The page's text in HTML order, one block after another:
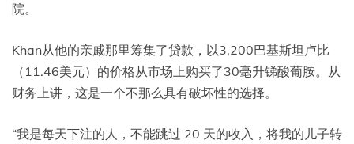
院。
Khan从他的亲戚那里筹集了贷款，以3,200巴基斯坦卢比
（11.46美元）的价格从市场上购买了30毫升锑酸葡胺。从
财务上讲，这是一个不那么具有破坏性的选择。
“我是每天下注的人，不能跳过 20 天的收入，将我的儿子转